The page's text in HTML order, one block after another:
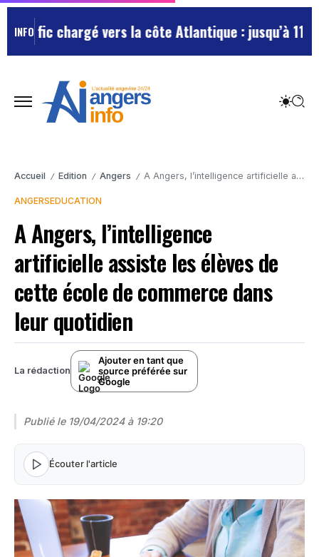
INFO
Trafic chargé vers la côte Atlantique : jusqu’à 11,5
Accueil / Edition / Angers / A Angers, l’intelligence artificielle assiste les élèves de cette école de commerce dans leur quotidien
ANGERSEDUCATION
A Angers, l’intelligence
artificielle assiste les élèves de
cette école de commerce dans
leur quotidien
La rédaction
Ajouter en tant que
source préférée sur
Google
Publié le 19/04/2024 à 19:20
Écouter l'article